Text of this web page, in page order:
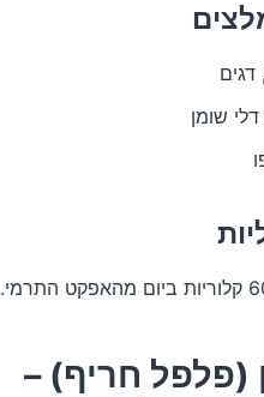
דגים
שומן
(פלפל חריף) –